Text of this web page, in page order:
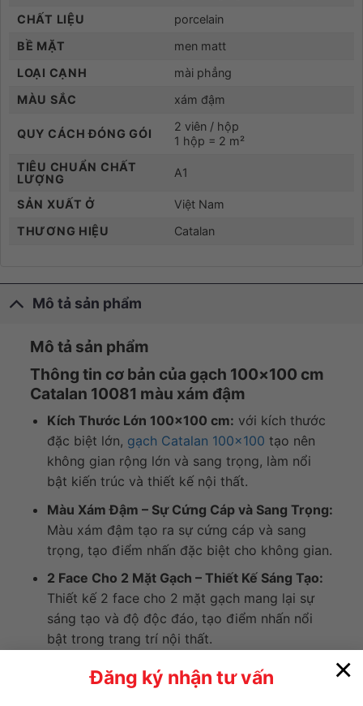
Đăng ký nhận tư vấn ×
CHẤT LIỆU
porcelain
BỀ MẶT
men matt
LOẠI CẠNH
mài phẳng
MÀU SẮC
xám đậm
QUY CÁCH ĐÓNG GÓI
2 viên / hộp
1 hộp = 2 m²
TIÊU CHUẨN CHẤT
LƯỢNG
A1
SẢN XUẤT Ở
Việt Nam
THƯƠNG HIỆU
Catalan
Mô tả sản phẩm
Mô tả sản phẩm
Thông tin cơ bản của gạch 100×100 cm
Catalan 10081 màu xám đậm
Kích Thước Lớn 100×100 cm: với kích thước
đặc biệt lớn, gạch Catalan 100×100 tạo nên
không gian rộng lớn và sang trọng, làm nổi
bật kiến trúc và thiết kế nội thất.
Màu Xám Đậm – Sự Cứng Cáp và Sang Trọng:
Màu xám đậm tạo ra sự cứng cáp và sang
trọng, tạo điểm nhấn đặc biệt cho không gian.
2 Face Cho 2 Mặt Gạch – Thiết Kế Sáng Tạo:
Thiết kế 2 face cho 2 mặt gạch mang lại sự
sáng tạo và độ độc đáo, tạo điểm nhấn nổi
bật trong trang trí nội thất.
Men Matt – Bề Mặt Mờ Mịn:
Bề mặt được phủ
men matt tạo cảm giác mờ mịn, không bóng,